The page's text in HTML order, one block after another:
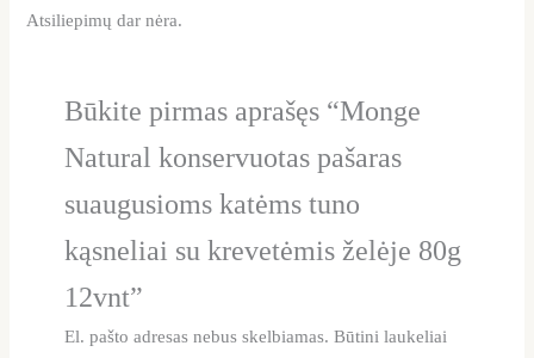
Atsiliepimų dar nėra.
Būkite pirmas aprašęs “Monge
Natural konservuotas pašaras
suaugusioms katėms tuno
kąsneliai su krevetėmis želėje 80g
12vnt”
El. pašto adresas nebus skelbiamas. Būtini laukeliai